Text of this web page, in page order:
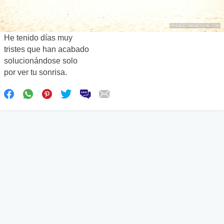
He tenido días muy
tristes que han acabado
solucionándose solo
por ver tu sonrisa.